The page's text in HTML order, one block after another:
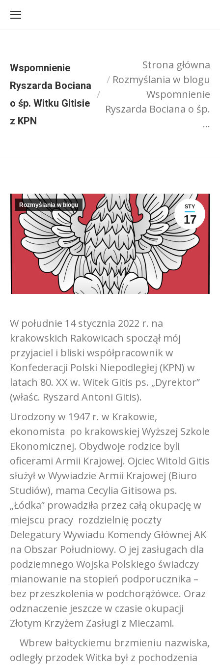
Wspomnienie
Ryszarda Bociana
o śp. Witku Gitisie
z KPN
Jesteś tutaj:
Strona główna
Rozmyślania w blogu
Wspomnienie
Ryszarda Bociana o śp.
…
STY
17
Rozmyślania w blogu
W południe 14 stycznia 2022 r. na
krakowskich Rakowicach spoczął mój
przyjaciel i bliski współpracownik w
Konfederacji Polski Niepodległej (KPN) w
latach 80. XX w. Witek Gitis ps. „Dyrektor”
(właśc. Ryszard Antoni Gitis).
Urodzony w 1947 r. w Krakowie,
ekonomista po krakowskiej Wyższej Szkole
Ekonomicznej. Obydwoje rodzice byli
oficerami Armii Krajowej. Ojciec Witold Gitis
służył w Wywiadzie Armii Krajowej (Biuro
Studiów), mama Cecylia Gitisowa ps.
„Łódka” prowadziła przez całą okupację w
miejscu pracy rozdzielnię poczty
Delegatury Wywiadu Komendy Głównej AK
na Obszar Południowy. O jej zasługach dla
podziemnego Wojska Polskiego świadczy
mianowanie na stopień podporucznika –
bez przeszkolenia w podchorążówce. Oraz
odznaczenie jeszcze w czasie okupacji
Złotym Krzyżem Zasługi z Mieczami.
Wbrew bałtyckiemu brzmieniu nazwiska,
odległy przodek Witka był z pochodzenia